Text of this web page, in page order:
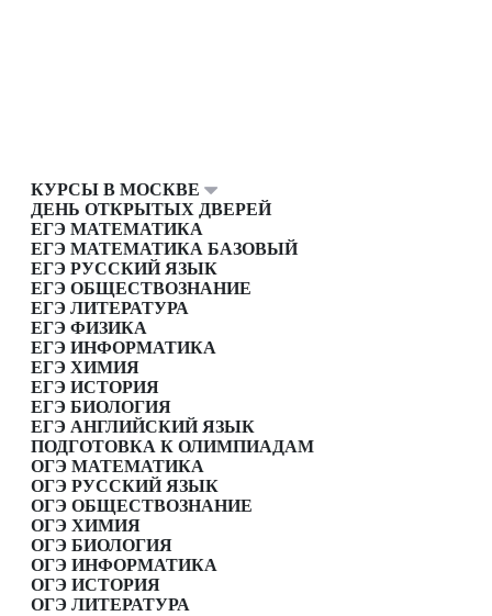
КУРСЫ В МОСКВЕ
ДЕНЬ ОТКРЫТЫХ ДВЕРЕЙ
ЕГЭ МАТЕМАТИКА
ЕГЭ МАТЕМАТИКА БАЗОВЫЙ
ЕГЭ РУССКИЙ ЯЗЫК
ЕГЭ ОБЩЕСТВОЗНАНИЕ
ЕГЭ ЛИТЕРАТУРА
ЕГЭ ФИЗИКА
ЕГЭ ИНФОРМАТИКА
ЕГЭ ХИМИЯ
ЕГЭ ИСТОРИЯ
ЕГЭ БИОЛОГИЯ
ЕГЭ АНГЛИЙСКИЙ ЯЗЫК
ПОДГОТОВКА К ОЛИМПИАДАМ
ОГЭ МАТЕМАТИКА
ОГЭ РУССКИЙ ЯЗЫК
ОГЭ ОБЩЕСТВОЗНАНИЕ
ОГЭ ХИМИЯ
ОГЭ БИОЛОГИЯ
ОГЭ ИНФОРМАТИКА
ОГЭ ИСТОРИЯ
ОГЭ ЛИТЕРАТУРА